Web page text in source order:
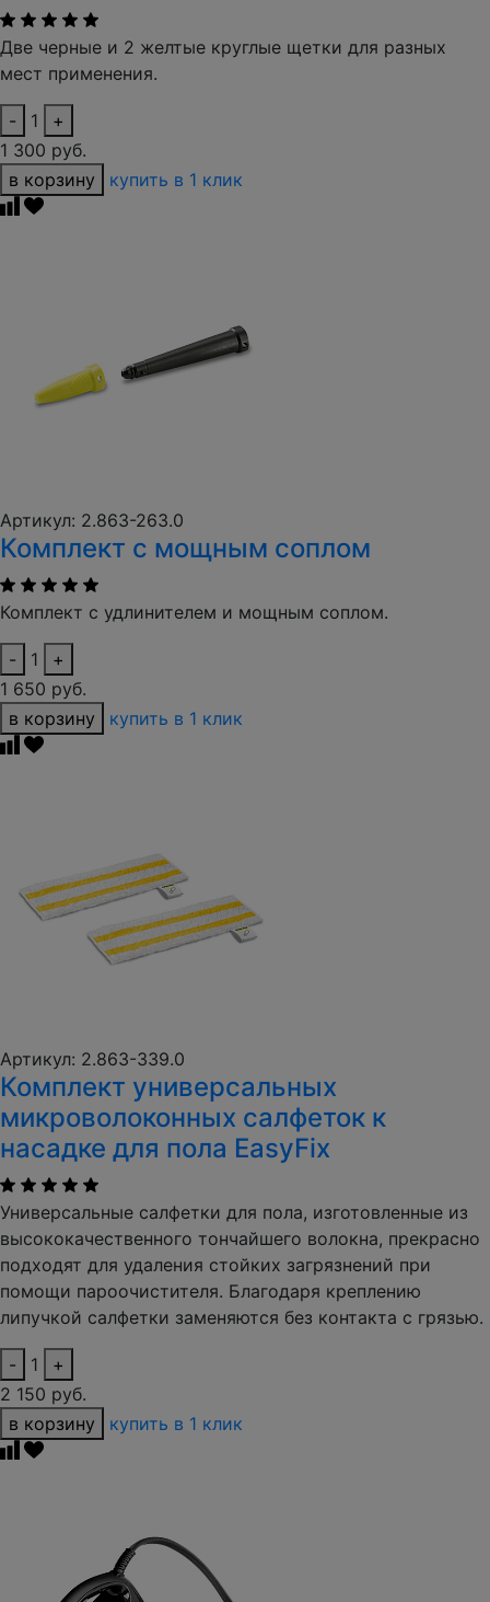
Две черные и 2 желтые круглые щетки для разных
мест применения.
- 1
+
1 300 руб.
в корзину
купить в 1 клик
Артикул: 2.863-263.0
Комплект с мощным соплом
Комплект с удлинителем и мощным соплом.
- 1
+
1 650 руб.
в корзину
купить в 1 клик
Артикул: 2.863-339.0
Комплект универсальных
микроволоконных салфеток к
насадке для пола EasyFix
Универсальные салфетки для пола, изготовленные из
высококачественного тончайшего волокна, прекрасно
подходят для удаления стойких загрязнений при
помощи пароочистителя. Благодаря креплению
липучкой салфетки заменяются без контакта с грязью.
- 1
+
2 150 руб.
в корзину
купить в 1 клик